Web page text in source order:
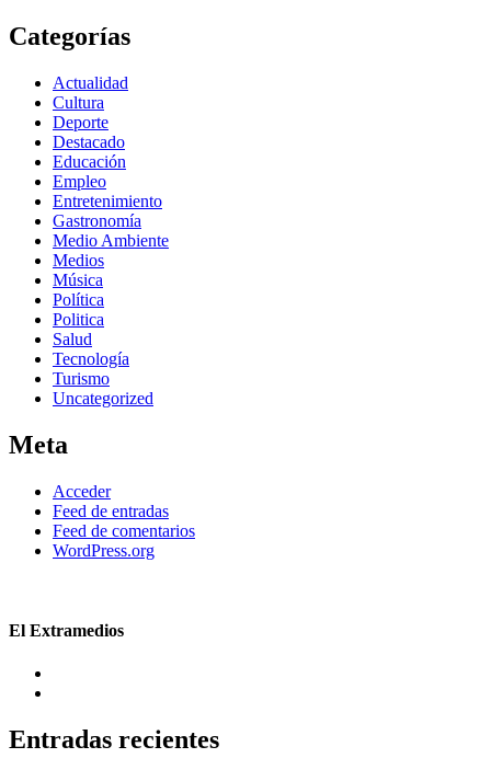
Categorías
Actualidad
Cultura
Deporte
Destacado
Educación
Empleo
Entretenimiento
Gastronomía
Medio Ambiente
Medios
Música
Política
Politica
Salud
Tecnología
Turismo
Uncategorized
Meta
Acceder
Feed de entradas
Feed de comentarios
WordPress.org
El Extramedios
Entradas recientes